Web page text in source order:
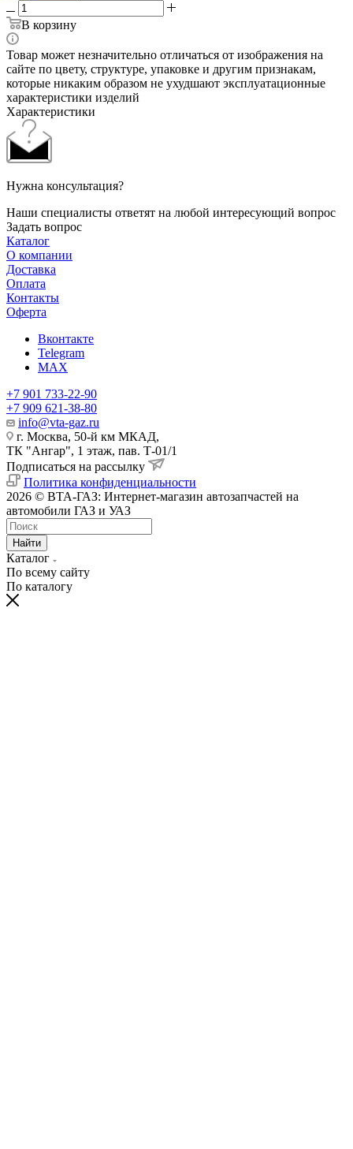
В корзину
Товар может незначительно отличаться от изображения на
сайте по цвету, структуре, упаковке и другим признакам,
которые никаким образом не ухудшают эксплуатационные
характеристики изделий
Характеристики
Нужна консультация?
Наши специалисты ответят на любой интересующий вопрос
Задать вопрос
Каталог
О компании
Доставка
Оплата
Контакты
Оферта
Вконтакте
Telegram
MAX
+7 901 733-22-90
+7 909 621-38-80
info@vta-gaz.ru
г. Москва, 50-й км МКАД,
ТК "Ангар", 1 этаж, пав. Т-01/1
Подписаться на рассылку
Политика конфиденциальности
2026 © ВТА-ГАЗ: Интернет-магазин автозапчастей на
автомобили ГАЗ и УАЗ
Найти
Каталог
По всему сайту
По каталогу